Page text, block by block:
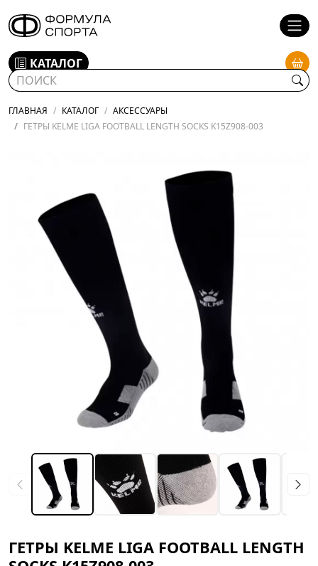
КАТАЛОГ
ГЛАВНАЯ КАТАЛОГ
АКСЕССУАРЫ
ГЕТРЫ KELME LIGA FOOTBALL LENGTH SOCKS K15Z908-003
ГЕТРЫ KELME LIGA FOOTBALL LENGTH